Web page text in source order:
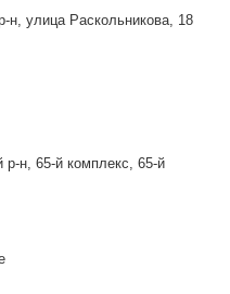
улица Раскольникова, 18
н, 65-й комплекс, 65-й